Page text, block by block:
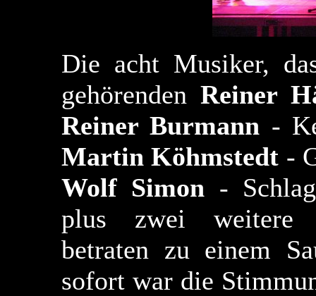
Die acht Musiker,
gehörenden Reiner
Reiner Burmann -
Martin Köhmstedt -
Wolf Simon -
plus zwei weitere
betraten zu einem
sofort war die